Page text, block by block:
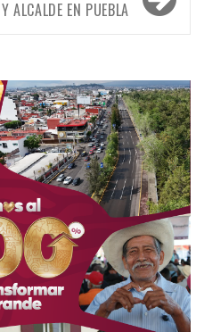
ALCALDE EN PUEBLA